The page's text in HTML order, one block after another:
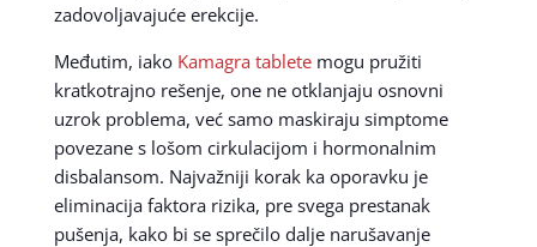
zadovoljavajuće erekcije.
Međutim, iako Kamagra tabletemogu pružiti
kratkotrajno rešenje, one ne otklanjaju osnovni
uzrok problema, već samo maskiraju simptome
povezane s lošom cirkulacijom i hormonalnim
disbalansom. Najvažniji korak ka oporavku je
eliminacija faktora rizika, pre svega prestanak
pušenja, kako bi se sprečilo dalje narušavanje